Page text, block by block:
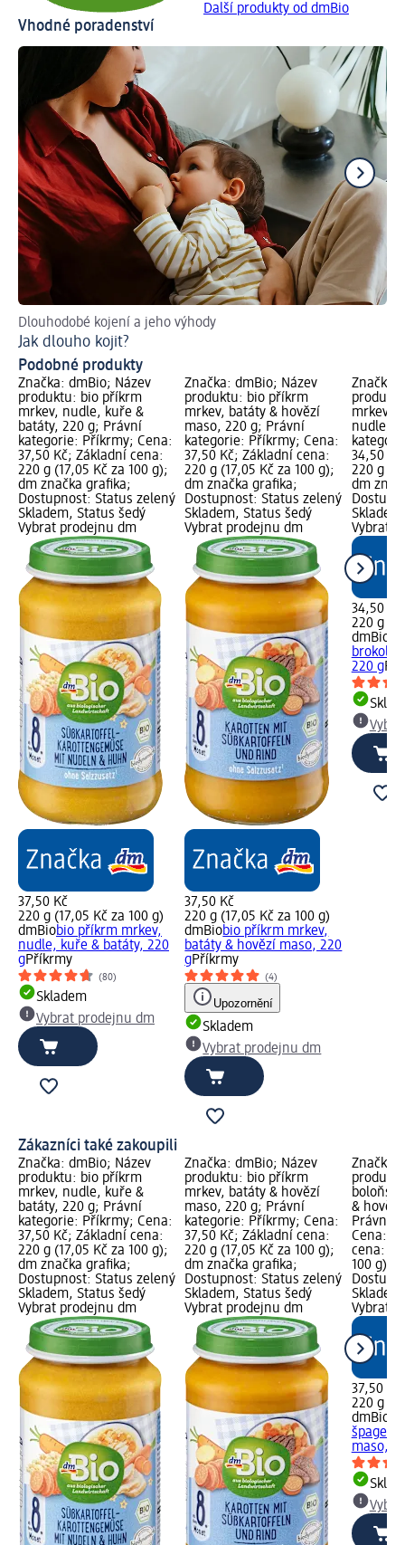
Další produkty od dmBio
Vhodné poradenství
Dlouhodobé kojení a jeho výhody
Jak dlouho kojit?
Podobné produkty
Značka: dmBio; Název
produktu: bio příkrm
mrkev, nudle, kuře &
batáty, 220 g; Právní
kategorie: Příkrmy; Cena:
37,50 Kč; Základní cena:
220 g (17,05 Kč za 100 g);
dm značka grafika;
Dostupnost: Status zelený
Skladem, Status šedý
Vybrat prodejnu dm
37,50 Kč
220 g (17,05 Kč za 100 g)
dmBiobio příkrm mrkev,
nudle, kuře & batáty, 220
gPříkrmy
(80)
Skladem
Vybrat prodejnu dm
Značka: dmBio; Název
produktu: bio příkrm
mrkev, batáty & hovězí
maso, 220 g; Právní
kategorie: Příkrmy; Cena:
37,50 Kč; Základní cena:
220 g (17,05 Kč za 100 g);
dm značka grafika;
Dostupnost: Status zelený
Skladem, Status šedý
Vybrat prodejnu dm
37,50 Kč
220 g (17,05 Kč za 100 g)
dmBiobio příkrm mrkev,
batáty & hovězí maso, 220
gPříkrmy
(4)
Upozornění
Skladem
Vybrat prodejnu dm
Značka:
mrkev,
nudle,
34,50
220 g
dm
Vybrat
34,50 Kč
220 g
dmBio
220 g
Zákazníci také zakoupili
Značka: dmBio; Název
produktu: bio příkrm
mrkev, nudle, kuře &
batáty, 220 g; Právní
kategorie: Příkrmy; Cena:
37,50 Kč; Základní cena:
220 g (17,05 Kč za 100 g);
dm značka grafika;
Dostupnost: Status zelený
Skladem, Status šedý
Vybrat prodejnu dm
Značka: dmBio; Název
produktu: bio příkrm
mrkev, batáty & hovězí
maso, 220 g; Právní
kategorie: Příkrmy; Cena:
37,50 Kč; Základní cena:
220 g (17,05 Kč za 100 g);
dm značka grafika;
Dostupnost: Status zelený
Skladem, Status šedý
Vybrat prodejnu dm
Značka:
&
Právní
Cena:
cena:
100 g);
Vybrat
37,50 Kč
220 g
dmBio
špagety
maso,